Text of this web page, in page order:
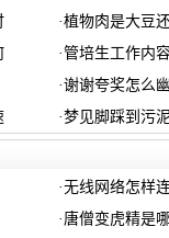
·植物肉是大豆
·管培生工作内
·谢谢夸奖怎么
·梦见脚踩到污
·无线网络怎样
· 唐僧变虎精是